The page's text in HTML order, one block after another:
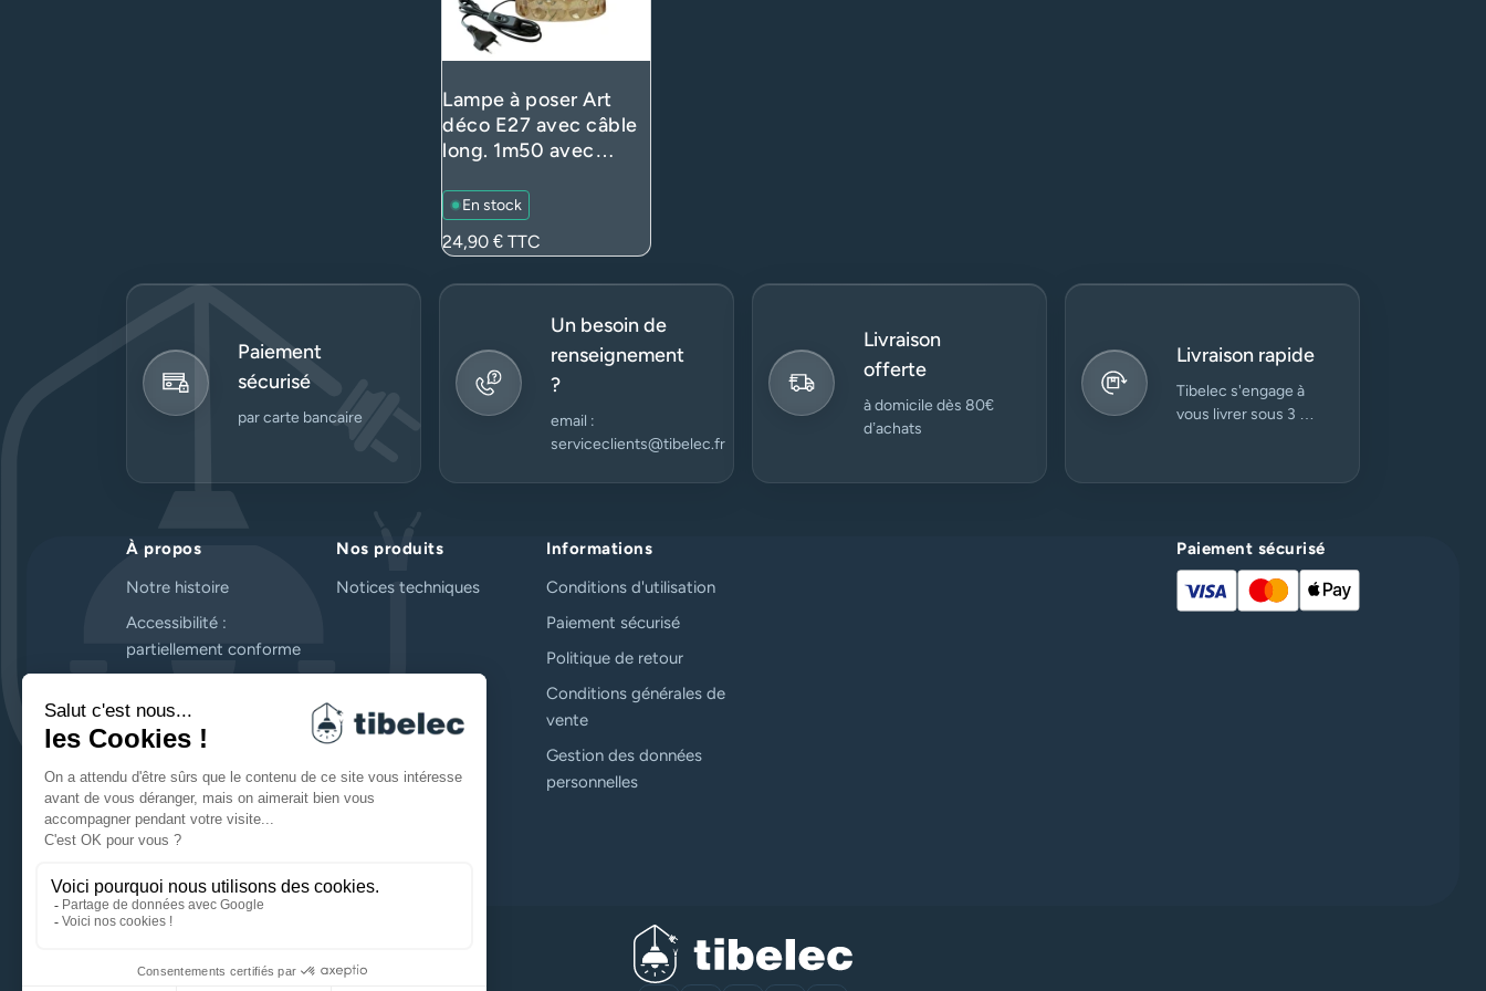
Lampe à poser Art
déco E27 avec câble
long. 1m50 avec
2 pôles – Verre
translucide ambré
(luminaire)
En stock
Prix
24,90 € TTC
Paiement
sécurisé
par carte bancaire
Un besoin de
renseignement
?
email :
serviceclients@tibelec.fr
Livraison
offerte
à domicile dès 80€
d’achats
Livraison rapide
Tibelec s'engage à
vous livrer sous 3 à
À propos
Notre histoire
Accessibilité :
partiellement conforme
FAQ
Nos produits
Notices techniques
Informations
Conditions d'utilisation
Paiement sécurisé
Politique de retour
Conditions générales de
vente
Gestion des données
personnelles
Paiement sécurisé